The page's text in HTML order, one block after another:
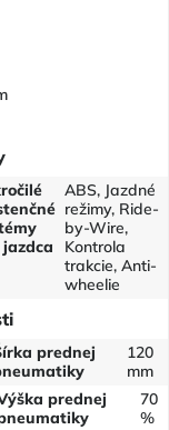
ABS, Jazdné
režimy, Ride-
by-Wire,
Kontrola
trakcie, Anti-
wheelie
prednej
120
mm
prednej
70
%